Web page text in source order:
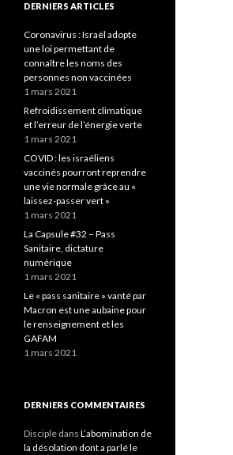
DERNIERS ARTICLES
Coronavirus : Israël adopte
une loi permettant de
connaître les noms des
personnes non vaccinées
1 mars 2021
Refroidissement climatique
et l’erreur de l’énergie verte
1 mars 2021
COVID : les israéliens
vaccinés pourront reprendre
une vie normale grâce au «
laissez-passer vert »
1 mars 2021
La Capsule #32 – Pass
Sanitaire, dictature
numérique
1 mars 2021
Le « pass sanitaire » vanté par
Macron est une aubaine pour
le renseignement et les
GAFAM
1 mars 2021
DERNIERS COMMENTAIRES
Disciple dans L’abomination de
la désolation dont a parlé le